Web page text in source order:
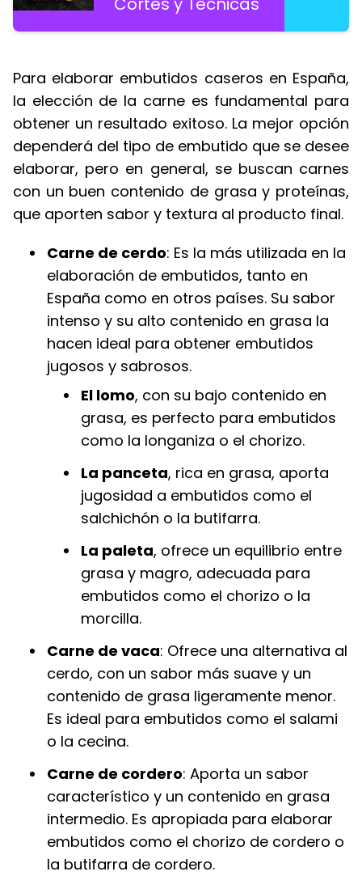
Para elaborar embutidos caseros en España,
la elección de la carne es fundamental para
obtener un resultado exitoso. La mejor opción
dependerá del tipo de embutido que se desee
elaborar, pero en general, se buscan carnes
con un buen contenido de grasa y proteínas,
que aporten sabor y textura al producto final.
Carne de cerdo: Es la más utilizada en la
elaboración de embutidos, tanto en
España como en otros países. Su sabor
intenso y su alto contenido en grasa la
hacen ideal para obtener embutidos
jugosos y sabrosos.
El lomo, con su bajo contenido en
grasa, es perfecto para embutidos
como la longaniza o el chorizo.
La panceta, rica en grasa, aporta
jugosidad a embutidos como el
salchichón o la butifarra.
La paleta, ofrece un equilibrio entre
grasa y magro, adecuada para
embutidos como el chorizo o la
morcilla.
Carne de vaca: Ofrece una alternativa al
cerdo, con un sabor más suave y un
contenido de grasa ligeramente menor.
Es ideal para embutidos como el salami
o la cecina.
Carne de cordero: Aporta un sabor
característico y un contenido en grasa
intermedio. Es apropiada para elaborar
embutidos como el chorizo de cordero o
la butifarra de cordero.